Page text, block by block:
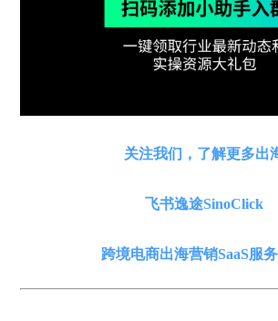
关注我们，了解更多出
飞书逸途SinoClick
跨境电商出海营销SaaS服